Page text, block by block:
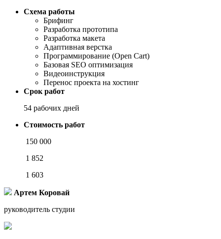
Схема работы
Брифинг
Разработка прототипа
Разработка макета
Адаптивная верстка
Программирование (Open Cart)
Базовая SEO оптимизация
Видеоинструкция
Перенос проекта на хостинг
Срок работ
54 рабочих дней
Стоимость работ
150 000
1 852
1 603
Артем Коровай
руководитель студии